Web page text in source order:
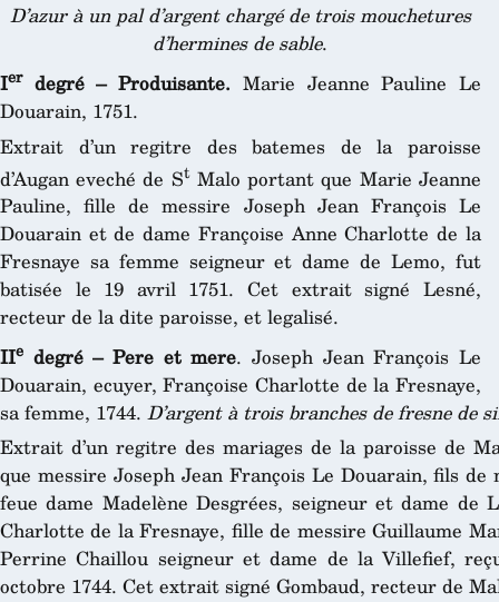
D’azur à un pal d’argent chargé de trois mouchetures
d’hermines de sable.
Ierdegré – Produisante. Marie Jeanne Pauline Le
Douarain, 1751.
Extrait d’un regitre des batemes de la paroisse
d’Augan eveché de StMalo portant que Marie Jeanne
Pauline, fille de messire Joseph Jean François Le
Douarain et de dame Françoise Anne Charlotte de la
Fresnaye sa femme seigneur et dame de Lemo, fut
batisée le 19 avril 1751. Cet extrait signé Lesné,
recteur de la dite paroisse, et legalisé.
IIe degré – Pere et mere. Joseph Jean François Le
Douarain, ecuyer, Françoise Charlotte de la Fresnaye,
sa femme, 1744. D’argent à trois branches de fresne de
Extrait d’un regitre des mariages de la paroisse de
que messire Joseph Jean François Le Douarain, fils
feue dame Madelène Desgrées, seigneur et dame de
Charlotte de la Fresnaye, fille de messire Guillaume
Perrine Chaillou seigneur et dame de la Villefief,
octobre 1744. Cet extrait signé Gombaud, recteur de